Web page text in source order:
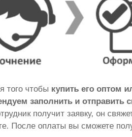
того чтобы купить его оптом
заполнить и отправить
получит заявку, он
После оплаты вы сможете